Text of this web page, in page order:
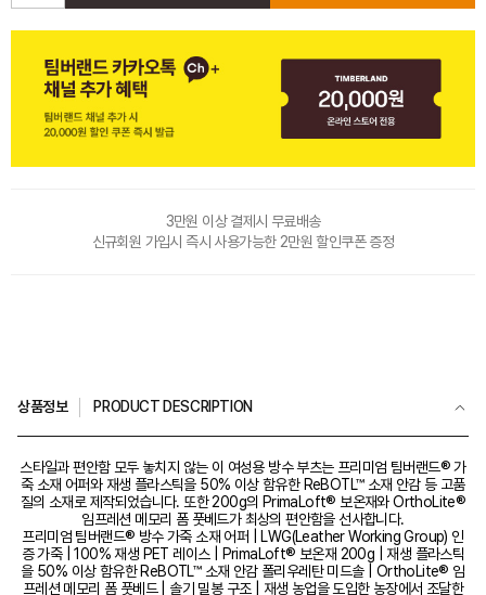
3만원 이상 결제시 무료배송
신규회원 가입시 즉시 사용가능한 2만원 할인쿠폰 증정
상품정보 PRODUCT DESCRIPTION
스타일과 편안함 모두 놓치지 않는 이 여성용 방수 부츠는 프리미엄 팀버랜드® 가
죽 소재 어퍼와 재생 플라스틱을 50% 이상 함유한 ReBOTL™ 소재 안감 등 고품
질의 소재로 제작되었습니다. 또한 200g의 PrimaLoft® 보온재와 OrthoLite®
임프레션 메모리 폼 풋베드가 최상의 편안함을 선사합니다.
프리미엄 팀버랜드® 방수 가죽 소재 어퍼 | LWG(Leather Working Group) 인
증 가죽 | 100% 재생 PET 레이스 | PrimaLoft® 보온재 200g | 재생 플라스틱
을 50% 이상 함유한 ReBOTL™ 소재 안감 폴리우레탄 미드솔 | OrthoLite® 임
프레션 메모리 폼 풋베드 | 솔기 밀봉 구조 | 재생 농업을 도입한 농장에서 조달한